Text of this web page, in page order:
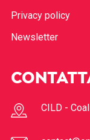
Privacy policy
Newsletter
CILD -